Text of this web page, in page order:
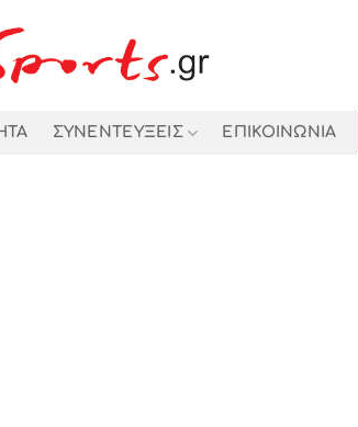
ΣΥΝΕΝΤΕΥΞΕΙΣ ΕΠΙΚΟΙΝΩΝΙΑ